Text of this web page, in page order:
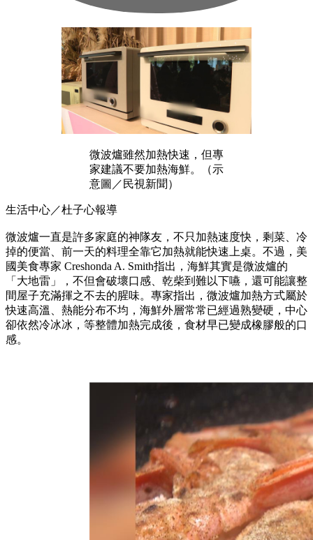
微波爐雖然加熱快速，但專
家建議不要加熱海鮮。（示
意圖／民視新聞）
生活中心／杜子心報導
微波爐一直是許多家庭的神隊友，不只加熱速度快，剩菜、冷
掉的便當、前一天的料理全靠它加熱就能快速上桌。不過，美
國美食專家 Creshonda A. Smith指出，海鮮其實是微波爐的
「大地雷」，不但會破壞口感、乾柴到難以下嚥，還可能讓整
間屋子充滿揮之不去的腥味。專家指出，微波爐加熱方式屬於
快速高溫、熱能分布不均，海鮮外層常常已經過熟變硬，中心
卻依然冷冰冰，等整體加熱完成後，食材早已變成橡膠般的口
感。